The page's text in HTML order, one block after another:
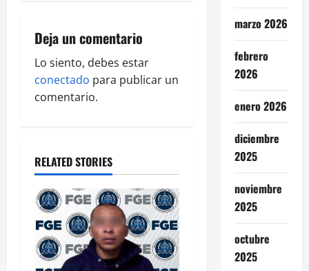
i
g
a
i
o
n
Deja un comentario
Lo siento, debes estar
conectado para publicar un
comentario.
RELATED STORIES
marzo 2026
febrero
2026
enero 2026
diciembre
2025
noviembre
2025
octubre
2025